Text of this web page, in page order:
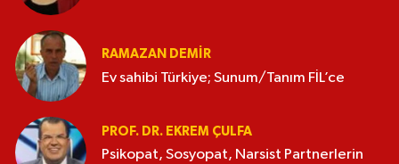
RAMAZAN DEMİR
Ev sahibi Türkiye; Sunum/Tanım FİL’ce
PROF. DR. EKREM ÇULFA
Psikopat, Sosyopat, Narsist Partnerlerin